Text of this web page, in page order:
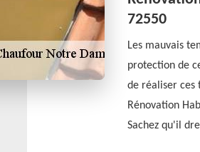
72550
Les mauvais
protection de
de réaliser ces
Rénovation
Sachez qu'il